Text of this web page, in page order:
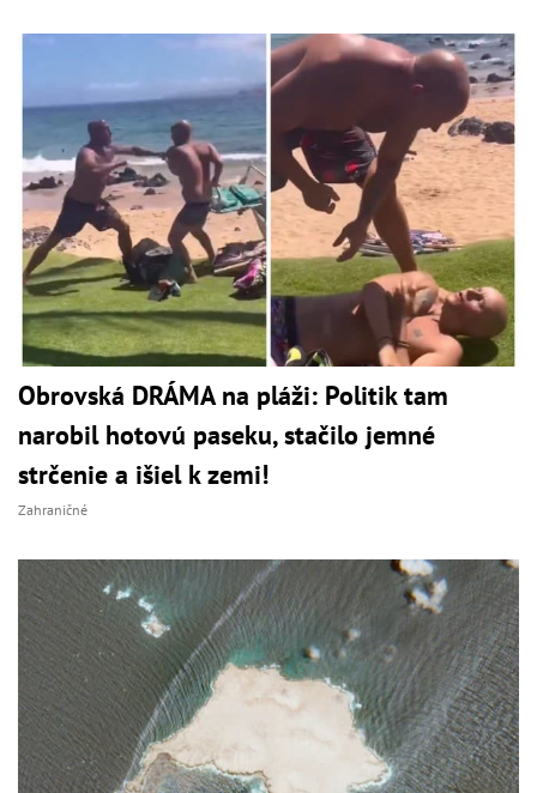
Obrovská DRÁMA na pláži: Politik tam
narobil hotovú paseku, stačilo jemné
strčenie a išiel k zemi!
Zahraničné